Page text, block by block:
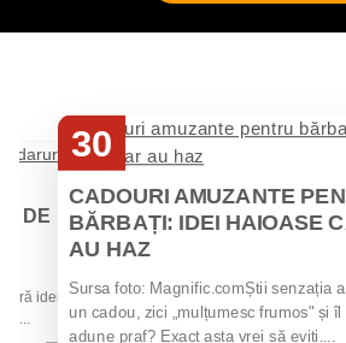
DE
idei
30
CADOURI AMUZANTE
BĂRBAȚI: IDEI HAIOASE
AU HAZ
Sursa foto: Magnific.comȘtii senzația
un cadou, zici „mulțumesc frumos" și
adune praf? Exact asta vrei să eviți....